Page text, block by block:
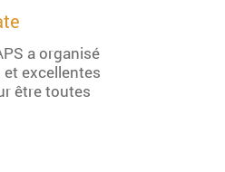
a organisé
excellentes
être toutes